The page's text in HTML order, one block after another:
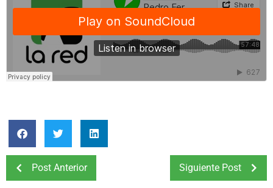
Post Anterior Siguiente Post